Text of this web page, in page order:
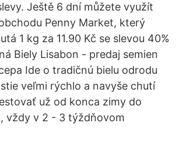
Ještě 6 dní můžete využít
Penny Market, který
1 kg za 11.90 Kč se slevou 40%
Biely Lisabon - predaj semien
Ide o tradičnú bielu odrodu
veľmi rýchlo a navyše chutí
už od konca zimy do
vždy v 2 - 3 týždňovom